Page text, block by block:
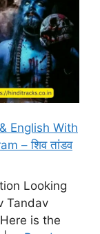
English With
– शिव तांडव
Looking
Tandav
is the